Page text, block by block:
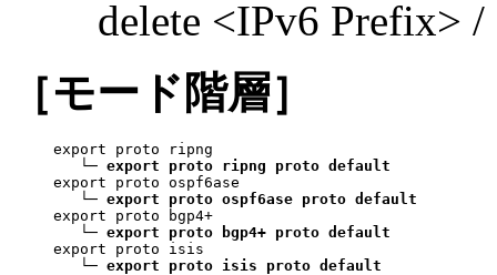
delete <IPv6 Prefix>
［モード階層］
export proto ripng
   └─
export proto ripng proto default
export proto ospf6ase
   └─
export proto ospf6ase proto default
export proto bgp4+
   └─
export proto bgp4+ proto default
export proto isis
   └─
export proto isis proto default